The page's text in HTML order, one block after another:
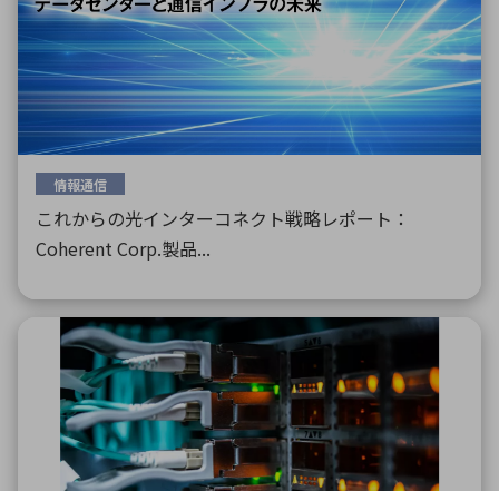
情報通信
これからの光インターコネクト戦略レポート：
Coherent Corp.製品...